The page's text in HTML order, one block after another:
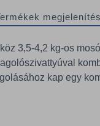
3,5-4,2 kg-os
kap egy